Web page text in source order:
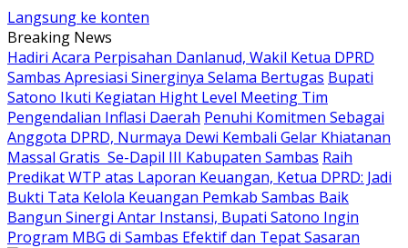
Langsung ke konten
Breaking News
Hadiri Acara Perpisahan Danlanud, Wakil Ketua DPRD
Sambas Apresiasi Sinerginya Selama Bertugas Bupati
Satono Ikuti Kegiatan Hight Level Meeting Tim
Pengendalian Inflasi Daerah Penuhi Komitmen Sebagai
Anggota DPRD, Nurmaya Dewi Kembali Gelar Khiatanan
Massal Gratis Se-Dapil III Kabupaten Sambas Raih
Predikat WTP atas Laporan Keuangan, Ketua DPRD: Jadi
Bukti Tata Kelola Keuangan Pemkab Sambas Baik
Bangun Sinergi Antar Instansi, Bupati Satono Ingin
Program MBG di Sambas Efektif dan Tepat Sasaran